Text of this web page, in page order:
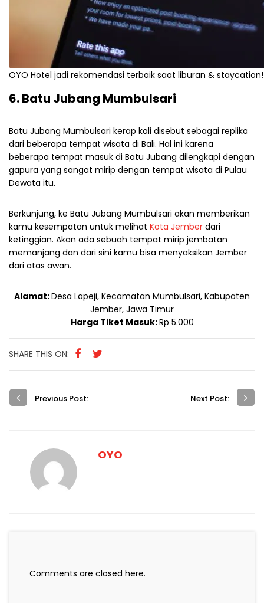
OYO Hotel jadi rekomendasi terbaik saat liburan & staycation!
6. Batu Jubang Mumbulsari
Batu Jubang Mumbulsari kerap kali disebut sebagai replika
dari beberapa tempat wisata di Bali. Hal ini karena
beberapa tempat masuk di Batu Jubang dilengkapi dengan
gapura yang sangat mirip dengan tempat wisata di Pulau
Dewata itu.
Berkunjung, ke Batu Jubang Mumbulsari akan memberikan
kamu kesempatan untuk melihat Kota Jember dari
ketinggian. Akan ada sebuah tempat mirip jembatan
memanjang dan dari sini kamu bisa menyaksikan Jember
dari atas awan.
Alamat:Desa Lapeji, Kecamatan Mumbulsari, Kabupaten
Jember, Jawa Timur
Harga Tiket Masuk:Rp 5.000
SHARE THIS ON:
Previous Post: Next Post:
OYO
Comments are closed here.